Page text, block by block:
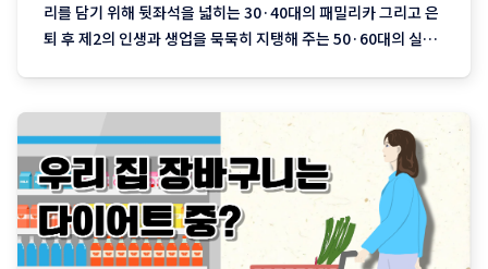
리를 담기 위해 뒷좌석을 넓히는 30·40대의 패밀리카 그리고 은
퇴 후 제2의 인생과 생업을 묵묵히 지탱해 주는 50·60대의 실용
의 모습이 고스란히 담겨 있습니다. 연령대에 따라